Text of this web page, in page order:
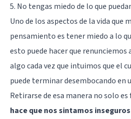
5. No tengas miedo de lo que
Uno de los aspectos de la vida que
pensamiento es tener miedo a lo
esto puede hacer que renunciemos
algo cada vez que intuimos que el
puede terminar desembocando en
Retirarse de esa manera no solo
hace que nos sintamos